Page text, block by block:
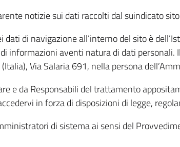
notizie sui dati raccolti dal suindicato
di navigazione all’interno del sito è
informazioni aventi natura di dati
Via Salaria 691, nella persona
e da Responsabili del trattamento
in forza di disposizioni di legge,
di sistema ai sensi del